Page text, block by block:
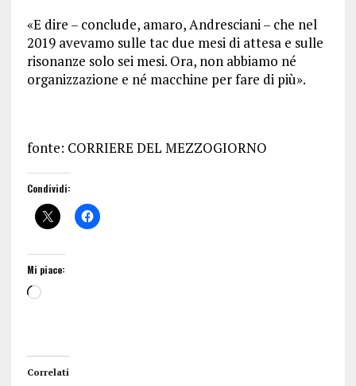
«E dire – conclude, amaro, Andresciani – che nel
2019 avevamo sulle tac due mesi di attesa e sulle
risonanze solo sei mesi. Ora, non abbiamo né
organizzazione e né macchine per fare di più».
fonte: CORRIERE DEL MEZZOGIORNO
Condividi:
Mi piace:
Correlati